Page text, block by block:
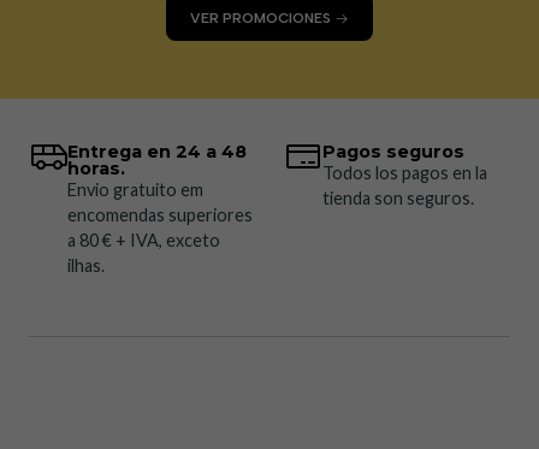
VER PROMOCIONES
Entrega en 24 a 48
horas.
Envio gratuito em
encomendas superiores
a 80 € + IVA, exceto
ilhas.
Pagos seguros
Todos los pagos en la
tienda son seguros.